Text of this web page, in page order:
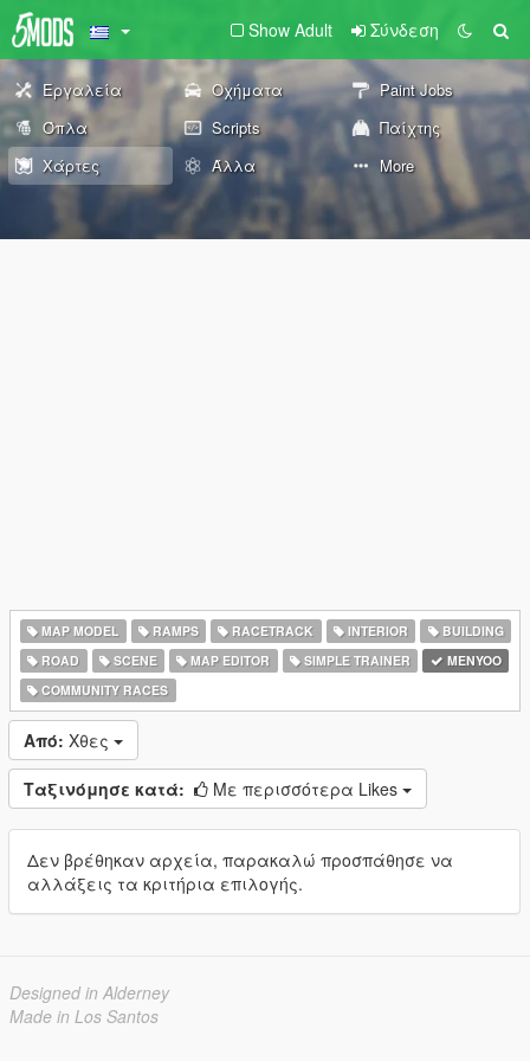
Show Adult Σύνδεση
Εργαλεία Οχήματα
Paint Jobs
Όπλα
Scripts
Παίχτης
Χάρτες
Άλλα More
MAP MODEL RAMPS RACETRACK INTERIOR
BUILDING
ROAD
SCENE MAP EDITOR SIMPLE TRAINER
MENYOO
COMMUNITY RACES
Από: Χθες
Ταξινόμησε κατά: Με περισσότερα Likes
Δεν βρέθηκαν αρχεία, παρακαλώ προσπάθησε να
αλλάξεις τα κριτήρια επιλογής.
Designed in Alderney
Made in Los Santos